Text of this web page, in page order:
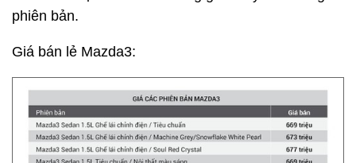
phiên bản.
Giá bán lẻ Mazda3: